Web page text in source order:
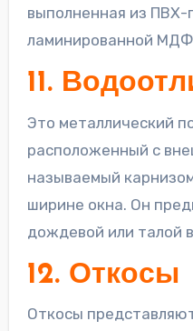
выполненная из ПВХ-
ламинированной
11.
Это металлический
расположенный с
называемый
ширине окна. Он
дождевой или талой
12. Откосы
Откосы